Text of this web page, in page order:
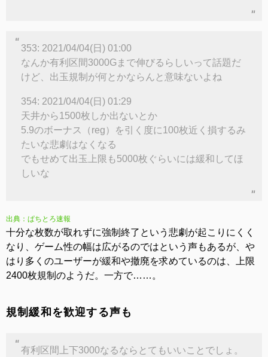
353: 2021/04/04(日) 01:00
なんか有利区間3000Gまで伸びるらしいって話題だ
けど、出玉規制が何とかならんと意味ないよね
354: 2021/04/04(日) 01:29
天井から1500枚しか出ないとか
5.9のボーナス（reg）を引く度に100枚近く損するみ
たいな悲劇はなくなる
でもせめて出玉上限も5000枚ぐらいには緩和してほ
しいな
出典：ぱちとろ速報
十分な枚数が取れずに強制終了という悲劇が起こりにくく
なり、ゲーム性の幅は広がるのではという声もあるが、や
はり多くのユーザーが緩和や撤廃を求めているのは、上限
2400枚規制のようだ。一方で……。
規制緩和を歓迎する声も
有利区間上下3000なるならとてもいいことでしょ。